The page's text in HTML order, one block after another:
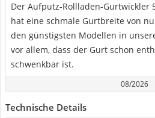
Der Aufputz-Rollladen-Gurtwickler
hat eine schmale Gurtbreite von
den günstigsten Modellen in
vor allem, dass der Gurt schon
schwenkbar ist.
08/2026
Technische Details